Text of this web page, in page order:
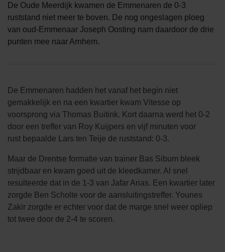
De Oude Meerdijk kwamen de Emmenaren de 0-3
ruststand niet meer te boven. De nog ongeslagen ploeg
van oud-Emmenaar Joseph Oosting nam daardoor de drie
punten mee naar Arnhem.
De Emmenaren hadden het vanaf het begin niet
gemakkelijk en na een kwartier kwam Vitesse op
voorsprong via Thomas Buitink. Kort daarna werd het 0-2
door een treffer van Roy Kuijpers en vijf minuten voor
rust bepaalde Lars ten Teije de ruststand: 0-3.
Maar de Drentse formatie van trainer Bas Sibum bleek
strijdbaar en kwam goed uit de kleedkamer. Al snel
resulteerde dat in de 1-3 van Jafar Arias. Een kwartier later
zorgde Ben Scholte voor de aansluitingstreffer. Younes
Zakir zorgde er echter voor dat de marge snel weer opliep
tot twee door de 2-4 te scoren.